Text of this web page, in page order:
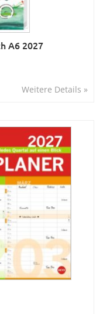
A6 2027
Weitere Details »